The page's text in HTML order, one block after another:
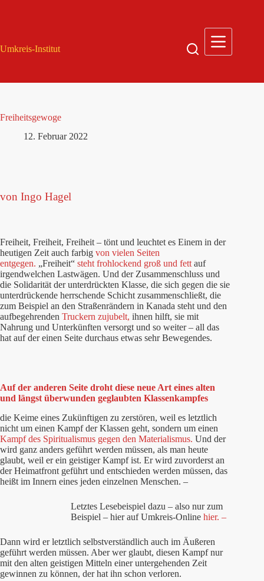
Umkreis-Institut
Freiheitsgewoge
12. Februar 2022
von Ingo Hagel
Freiheit, Freiheit, Freiheit – tönt und leuchtet es Einem in der
heutigen Zeit auch farbig von vielen Seiten
entgegen. „Freiheit“ steht frohlockend groß und fett auf
irgendwelchen Lastwägen. Und der Zusammenschluss und
die Solidarität der unterdrückten Klasse, die sich gegen die sie
unterdrückende herrschende Schicht zusammenschließt, die
zum Beispiel an den Straßenrändern in Kanada steht und den
aufbegehrenden Truckern zujubelt, ihnen hilft, sie mit
Nahrung und Unterkünften versorgt und so weiter – all das
hat auf der einen Seite durchaus etwas sehr Bewegendes.
Auf der anderen Seite droht diese neue Art eines alten
und längst überwunden geglaubten Klassenkampfes
die Keime eines Zukünftigen zu zerstören, weil es letztlich
nicht um einen Kampf der Klassen geht, sondern um einen
Kampf des Spiritualismus gegen den Materialismus. Und der
wird ganz anders geführt werden müssen, als man heute
glaubt, weil er ein geistiger Kampf ist. Er wird zuvorderst an
der Heimatfront geführt und entschieden werden müssen, das
heißt im Innern eines jeden einzelnen Menschen. –
Letztes Lesebeispiel dazu – also nur zum
Beispiel – hier auf Umkreis-Online hier. –
Dann wird er letztlich selbstverständlich auch im Äußeren
geführt werden müssen. Aber wer glaubt, diesen Kampf nur
mit den alten geistigen Mitteln einer untergehenden Zeit
gewinnen zu können, der hat ihn schon verloren.